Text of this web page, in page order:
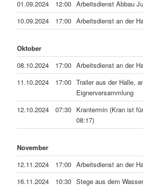
01.09.2024
12:00 Arbeitsdienst Abbau
10.09.2024
17:00 Arbeitsdienst an der
Oktober
08.10.2024
17:00 Arbeitsdienst an der
11.10.2024
17:00 Trailer aus der Halle,
Eignerversammlung
12.10.2024
07:30 Krantermin (Kran ist
08:17)
November
12.11.2024
17:00 Arbeitsdienst an der
16.11.2024
10:30 Stege aus dem